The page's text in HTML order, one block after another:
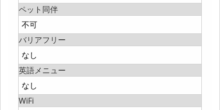
ペット同伴
不可
バリアフリー
なし
英語メニュー
なし
WiFi